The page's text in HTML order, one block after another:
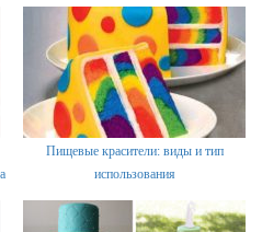
Пищевые красители: виды и тип
использования